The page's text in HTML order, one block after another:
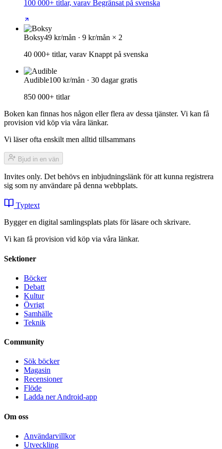
100 000+ titlar, varav Begränsat på svenska
Boksy49 kr/mån · 9 kr/mån × 2
40 000+ titlar, varav Knappt på svenska
Audible100 kr/mån · 30 dagar gratis
850 000+ titlar
Boken kan finnas hos någon eller flera av dessa tjänster. Vi kan få
provision vid köp via våra länkar.
Vi läser ofta enskilt men alltid tillsammans
Bjud in en vän
Invites only. Det behövs en inbjudningslänk för att kunna registrera
sig som ny användare på denna webbplats.
Typtext
Bygger en digital samlingsplats plats för läsare och skrivare.
Vi kan få provision vid köp via våra länkar.
Sektioner
Böcker
Debatt
Kultur
Övrigt
Samhälle
Teknik
Community
Sök böcker
Magasin
Recensioner
Flöde
Ladda ner Android-app
Om oss
Användarvillkor
Utveckling